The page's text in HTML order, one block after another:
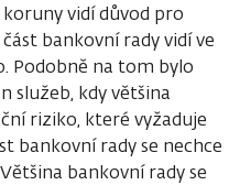
vidí důvod pro
bankovní rady vidí ve
Podobně na tom bylo
služeb, kdy většina
riziko, které vyžaduje
bankovní rady se nechce
bankovní rady se